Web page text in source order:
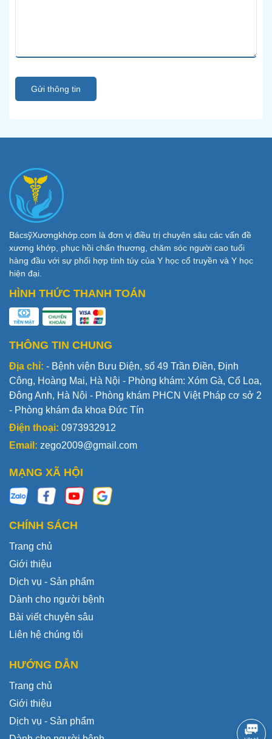
Gửi thông tin
BácsỹXươngkhớp.com là đơn vị điều trị chuyên sâu các vấn đề
xương khớp, phục hồi chấn thương, chăm sóc người cao tuổi
hàng đầu với sự phối hợp tinh túy của Y học cổ truyền và Y học
hiện đại.
HÌNH THỨC THANH TOÁN
THÔNG TIN CHUNG
Địa chỉ: - Bệnh viện Bưu Điện, số 49 Trần Điền, Định
Công, Hoàng Mai, Hà Nội - Phòng khám: Xóm Gà, Cổ Loa,
Đông Anh, Hà Nội - Phòng khám PHCN Việt Pháp cơ sở 2
- Phòng khám đa khoa Đức Tín
Điện thoại: 0973932912
Email: zego2009@gmail.com
MẠNG XÃ HỘI
CHÍNH SÁCH
Trang chủ
Giới thiệu
Dịch vụ - Sản phẩm
Dành cho người bệnh
Bài viết chuyên sâu
Liên hệ chúng tôi
HƯỚNG DẪN
Trang chủ
Giới thiệu
Dịch vụ - Sản phẩm